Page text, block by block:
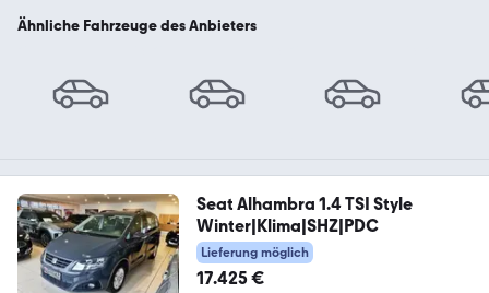
Ähnliche Fahrzeuge des Anbieters
Seat Alhambra 1.4 TSI Style
Winter|Klima|SHZ|PDC
Lieferung möglich
17.425 €